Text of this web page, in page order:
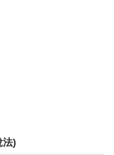
法)